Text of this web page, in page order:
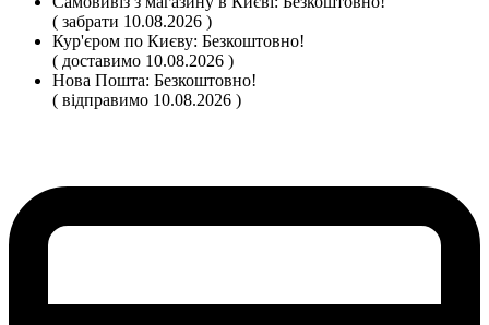
( забрати 10.08.2026 )
Кур'єром по Києву: Безкоштовно!
( доставимо 10.08.2026 )
Нова Пошта: Безкоштовно!
( відправимо 10.08.2026 )